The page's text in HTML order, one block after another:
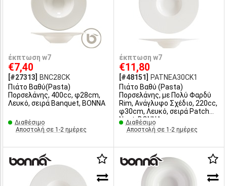
έκπτωση w7
€7,40
[#27313]
BNC28CK
Πιάτο Βαθύ(Pasta)
Πορσελάνης, 400cc, φ28cm,
Λευκό, σειρά Banquet, BONNA
Διαθέσιμο
Αποστολή σε 1-2 ημέρες
έκπτωση w7
€11,80
[#48151]
PATNEA30CK1
Πιάτο Βαθύ (Pasta)
Πορσελάνης, με Πολύ Φαρδύ
Rim, Ανάγλυφο Σχέδιο, 220cc,
φ30cm, Λευκό, σειρά Patch
Neat, BONNA
Διαθέσιμο
Αποστολή σε 1-2 ημέρες